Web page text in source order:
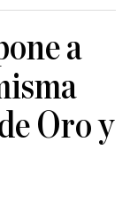
a
Oro y